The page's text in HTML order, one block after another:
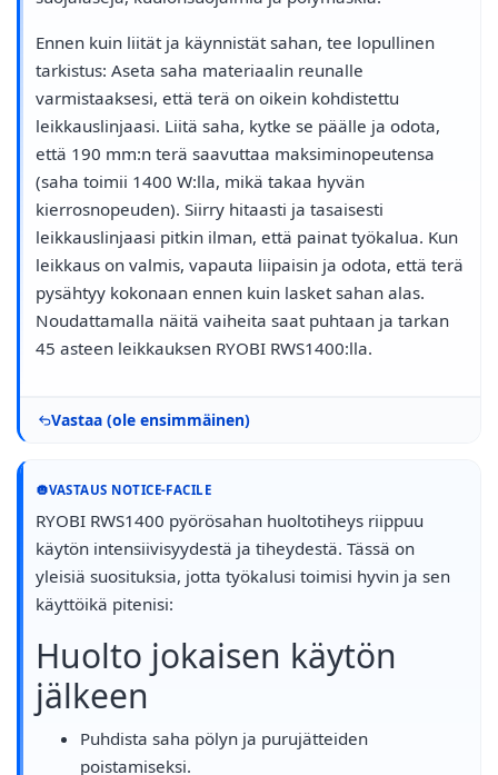
Ennen kuin liität ja käynnistät sahan, tee lopullinen
tarkistus: Aseta saha materiaalin reunalle
varmistaaksesi, että terä on oikein kohdistettu
leikkauslinjaasi. Liitä saha, kytke se päälle ja odota,
että 190 mm:n terä saavuttaa maksiminopeutensa
(saha toimii 1400 W:lla, mikä takaa hyvän
kierrosnopeuden). Siirry hitaasti ja tasaisesti
leikkauslinjaasi pitkin ilman, että painat työkalua. Kun
leikkaus on valmis, vapauta liipaisin ja odota, että terä
pysähtyy kokonaan ennen kuin lasket sahan alas.
Noudattamalla näitä vaiheita saat puhtaan ja tarkan
45 asteen leikkauksen RYOBI RWS1400:lla.
Vastaa (ole ensimmäinen)
VASTAUS NOTICE-FACILE
RYOBI RWS1400 pyörösahan huoltotiheys riippuu
käytön intensiivisyydestä ja tiheydestä. Tässä on
yleisiä suosituksia, jotta työkalusi toimisi hyvin ja sen
käyttöikä pitenisi:
Huolto jokaisen käytön
jälkeen
Puhdista saha pölyn ja purujätteiden
poistamiseksi.